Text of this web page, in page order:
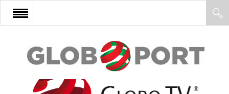
FŐOLDAL
AFRIKA